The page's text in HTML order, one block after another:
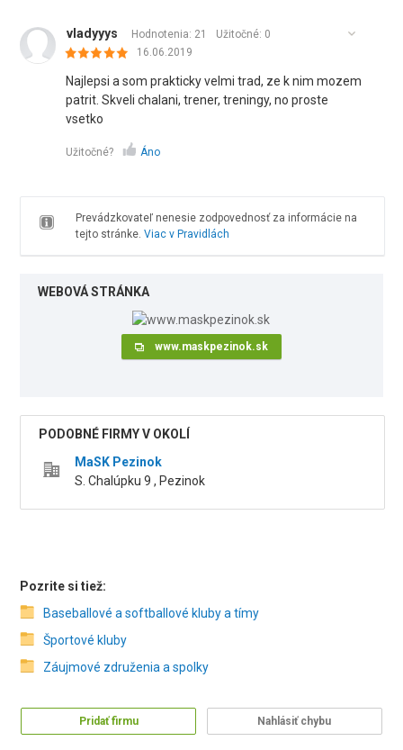
vladyyys Hodnotenia: 21 Užitočné: 0
16.06.2019
Najlepsi a som prakticky velmi trad, ze k nim mozem
patrit. Skveli chalani, trener, treningy, no proste
vsetko
Užitočné? Áno
Prevádzkovateľ nenesie zodpovednosť za informácie na
tejto stránke. Viac v Pravidlách
WEBOVÁ STRÁNKA
www.maskpezinok.sk
PODOBNÉ FIRMY V OKOLÍ
MaSK Pezinok
S. Chalúpku 9 , Pezinok
Pozrite si tiež:
Baseballové a softballové kluby a tímy
Športové kluby
Záujmové združenia a spolky
Pridať firmu Nahlásiť chybu